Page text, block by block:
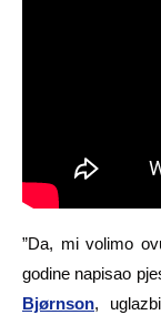
”Da, mi volimo
godine napisao
Bjørnson,